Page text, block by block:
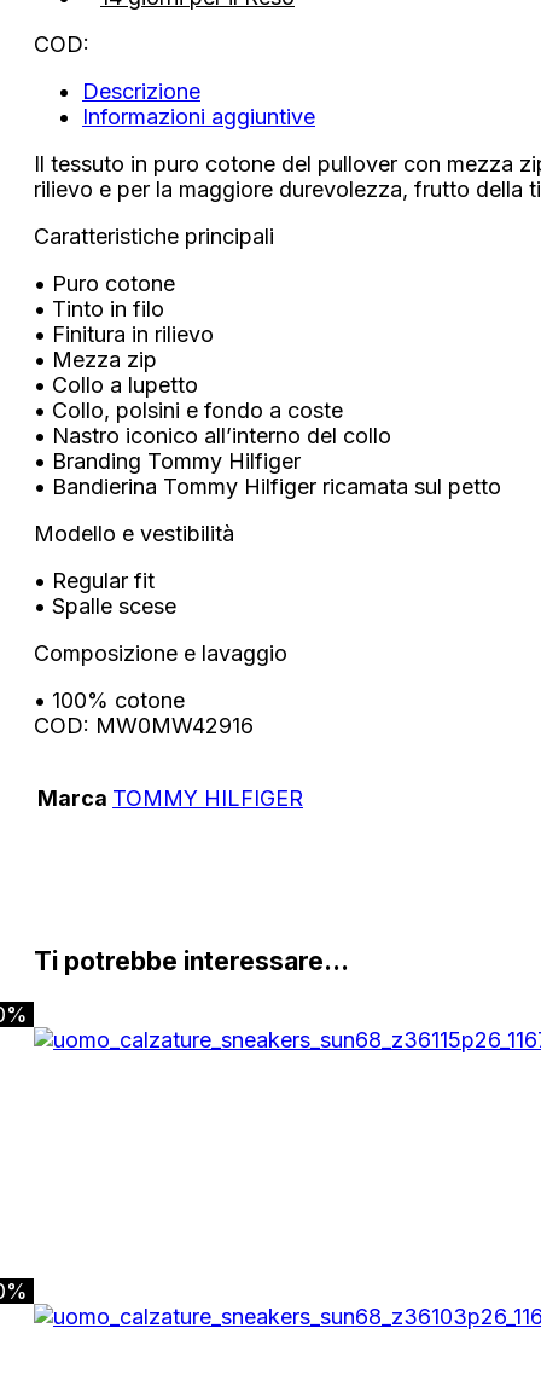
COD:
Descrizione
Informazioni aggiuntive
Il tessuto in puro cotone del pullover con mezza
rilievo e per la maggiore durevolezza, frutto della
Caratteristiche principali
• Puro cotone
• Tinto in filo
• Finitura in rilievo
• Mezza zip
• Collo a lupetto
• Collo, polsini e fondo a coste
• Nastro iconico all’interno del collo
• Branding Tommy Hilfiger
• Bandierina Tommy Hilfiger ricamata sul petto
Modello e vestibilità
• Regular fit
• Spalle scese
Composizione e lavaggio
• 100% cotone
COD: MW0MW42916
Marca TOMMY HILFIGER
Ti potrebbe interessare…